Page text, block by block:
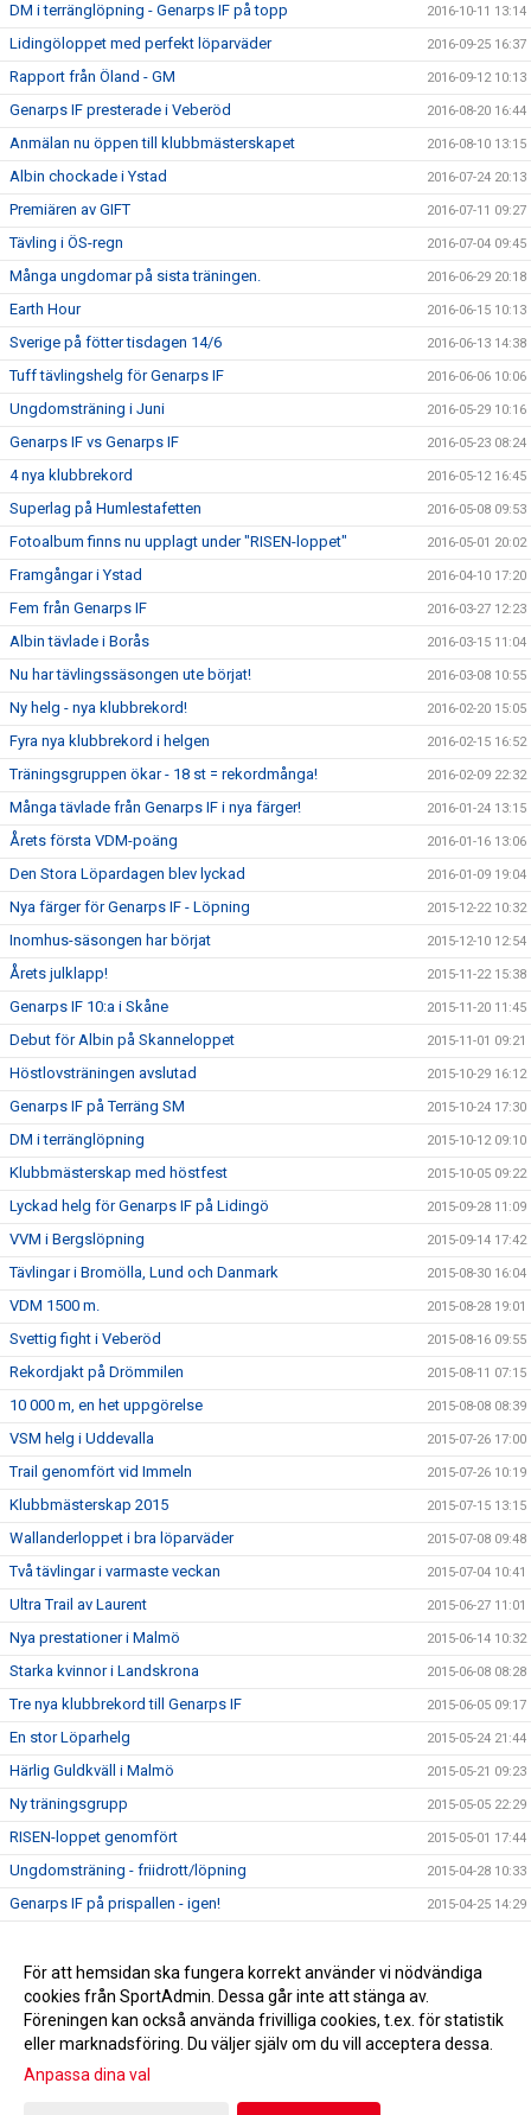
DM i terränglöpning - Genarps IF på topp 2016-10-11 13:14
Lidingöloppet med perfekt löparväder 2016-09-25 16:37
Rapport från Öland - GM 2016-09-12 10:13
Genarps IF presterade i Veberöd 2016-08-20 16:44
Anmälan nu öppen till klubbmästerskapet 2016-08-10 13:15
Albin chockade i Ystad 2016-07-24 20:13
Premiären av GIFT 2016-07-11 09:27
Tävling i ÖS-regn 2016-07-04 09:45
Många ungdomar på sista träningen. 2016-06-29 20:18
Earth Hour 2016-06-15 10:13
Sverige på fötter tisdagen 14/6 2016-06-13 14:38
Tuff tävlingshelg för Genarps IF 2016-06-06 10:06
Ungdomsträning i Juni 2016-05-29 10:16
Genarps IF vs Genarps IF 2016-05-23 08:24
4 nya klubbrekord 2016-05-12 16:45
Superlag på Humlestafetten 2016-05-08 09:53
Fotoalbum finns nu upplagt under "RISEN-loppet" 2016-05-01 20:02
Framgångar i Ystad 2016-04-10 17:20
Fem från Genarps IF 2016-03-27 12:23
Albin tävlade i Borås 2016-03-15 11:04
Nu har tävlingssäsongen ute börjat! 2016-03-08 10:55
Ny helg - nya klubbrekord! 2016-02-20 15:05
Fyra nya klubbrekord i helgen 2016-02-15 16:52
Träningsgruppen ökar - 18 st = rekordmånga! 2016-02-09 22:32
Många tävlade från Genarps IF i nya färger! 2016-01-24 13:15
Årets första VDM-poäng 2016-01-16 13:06
Den Stora Löpardagen blev lyckad 2016-01-09 19:04
Nya färger för Genarps IF - Löpning 2015-12-22 10:32
Inomhus-säsongen har börjat 2015-12-10 12:54
Årets julklapp! 2015-11-22 15:38
Genarps IF 10:a i Skåne 2015-11-20 11:45
Debut för Albin på Skanneloppet 2015-11-01 09:21
Höstlovsträningen avslutad 2015-10-29 16:12
Genarps IF på Terräng SM 2015-10-24 17:30
DM i terränglöpning 2015-10-12 09:10
Klubbmästerskap med höstfest 2015-10-05 09:22
Lyckad helg för Genarps IF på Lidingö 2015-09-28 11:09
VVM i Bergslöpning 2015-09-14 17:42
Tävlingar i Bromölla, Lund och Danmark 2015-08-30 16:04
VDM 1500 m. 2015-08-28 19:01
Svettig fight i Veberöd 2015-08-16 09:55
Rekordjakt på Drömmilen 2015-08-11 07:15
10 000 m, en het uppgörelse 2015-08-08 08:39
VSM helg i Uddevalla 2015-07-26 17:00
Trail genomfört vid Immeln 2015-07-26 10:19
Klubbmästerskap 2015 2015-07-15 13:15
Wallanderloppet i bra löparväder 2015-07-08 09:48
Två tävlingar i varmaste veckan 2015-07-04 10:41
Ultra Trail av Laurent 2015-06-27 11:01
Nya prestationer i Malmö 2015-06-14 10:32
Starka kvinnor i Landskrona 2015-06-08 08:28
Tre nya klubbrekord till Genarps IF 2015-06-05 09:17
En stor Löparhelg 2015-05-24 21:44
Härlig Guldkväll i Malmö 2015-05-21 09:23
Ny träningsgrupp 2015-05-05 22:29
RISEN-loppet genomfört 2015-05-01 17:44
Ungdomsträning - friidrott/löpning 2015-04-28 10:33
Genarps IF på prispallen - igen! 2015-04-25 14:29
Det haglade i Ystad! 2015-04-12 15:54
Extra träning! 2015-04-06 11:40
Gå till Webbversion
För att hemsidan ska fungera korrekt använder vi nödvändiga
cookies från SportAdmin. Dessa går inte att stänga av.
Föreningen kan också använda frivilliga cookies, t.ex. för statistik
eller marknadsföring. Du väljer själv om du vill acceptera dessa.
Anpassa dina val